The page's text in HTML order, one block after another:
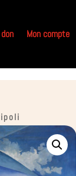
Mon compte